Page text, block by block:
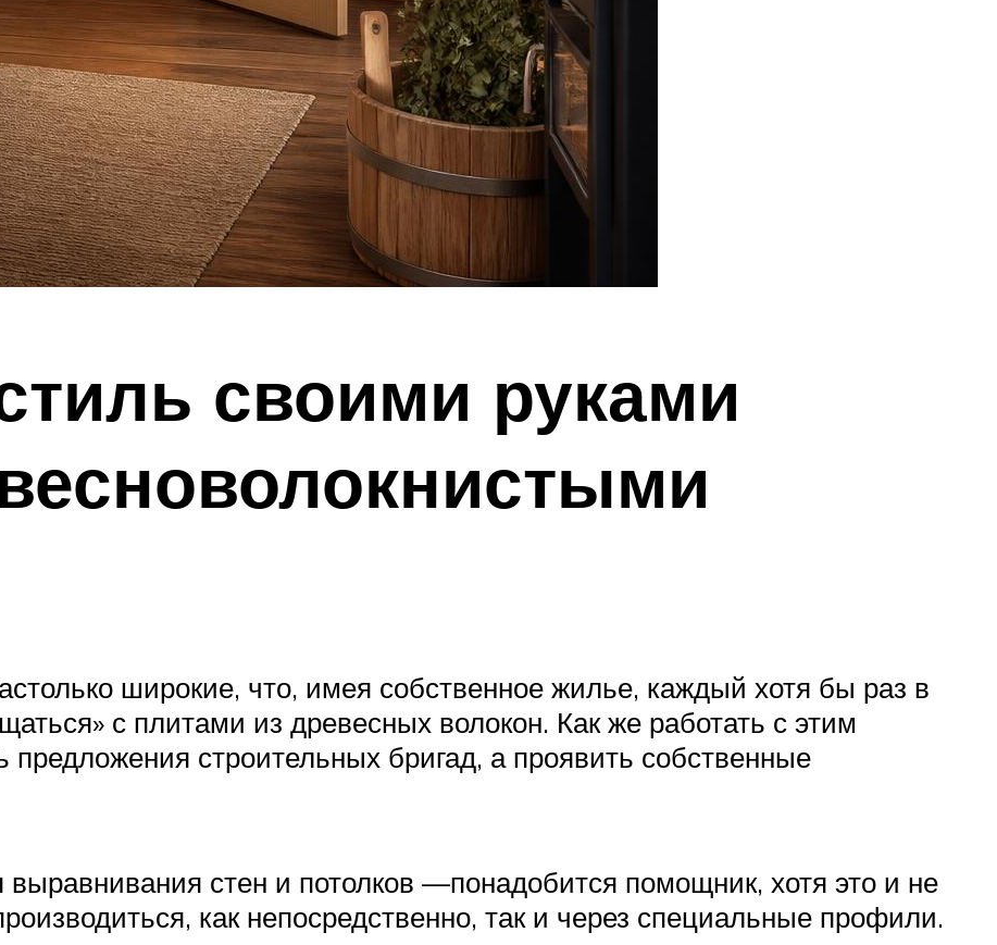
своими руками
широкие, что, имея собственное жилье, каждый хотя бы раз в
с плитами из древесных волокон. Как же работать с этим
предложения строительных бригад, а проявить собственные
стен и потолков —понадобится помощник, хотя это и не
как непосредственно, так и через специальные профили.